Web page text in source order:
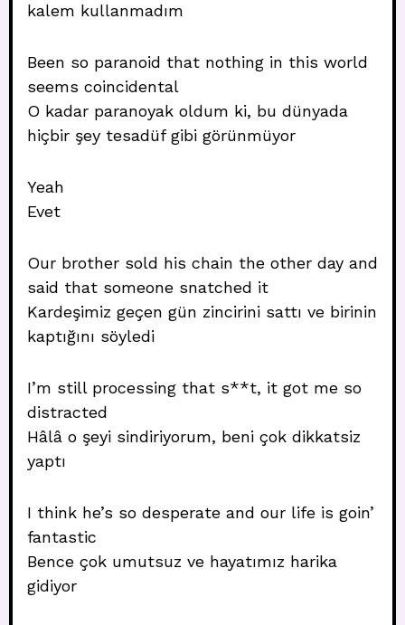
kalem kullanmadım
Been so paranoid that nothing in this world
seems coincidental
O kadar paranoyak oldum ki, bu dünyada
hiçbir şey tesadüf gibi görünmüyor
Yeah
Evet
Our brother sold his chain the other day and
said that someone snatched it
Kardeşimiz geçen gün zincirini sattı ve birinin
kaptığını söyledi
I’m still processing that s**t, it got me so
distracted
Hâlâ o şeyi sindiriyorum, beni çok dikkatsiz
yaptı
I think he’s so desperate and our life is goin’
fantastic
Bence çok umutsuz ve hayatımız harika
gidiyor